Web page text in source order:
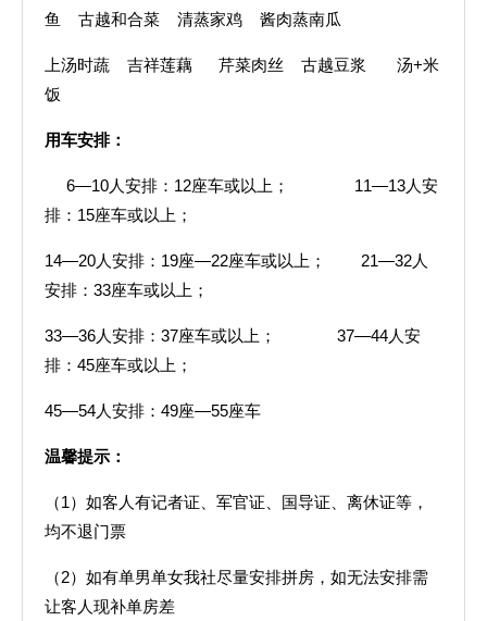
鱼 古越和合菜 清蒸家鸡 酱肉蒸南瓜
上汤时蔬 吉祥莲藕 芹菜肉丝 古越豆浆 汤+米
饭
用车安排：
6—10人安排：12座车或以上； 11—13人安
排：15座车或以上；
14—20人安排：19座—22座车或以上； 21—32人
安排：33座车或以上；
33—36人安排：37座车或以上； 37—44人安
排：45座车或以上；
45—54人安排：49座—55座车
温馨提示：
（1）如客人有记者证、军官证、国导证、离休证等，
均不退门票
（2）如有单男单女我社尽量安排拼房，如无法安排需
让客人现补单房差